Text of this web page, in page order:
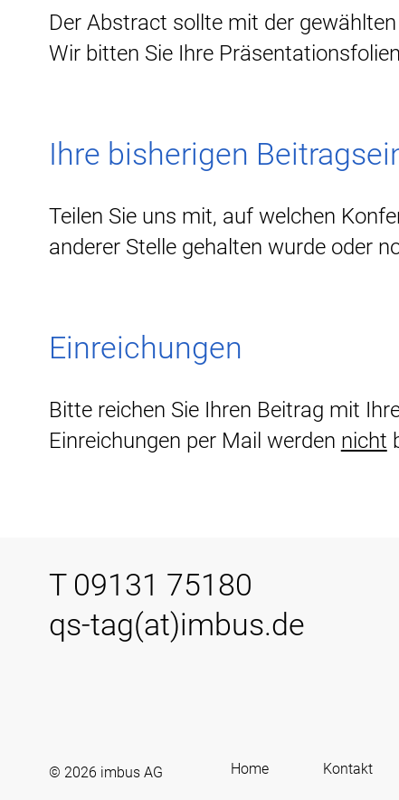
Der Abstract sollte mit der
Wir bitten Sie Ihre
Ihre bisherigen
Teilen Sie uns mit, auf welchen
anderer Stelle gehalten wurde oder
Einreichungen
Bitte reichen Sie Ihren Beitrag mit
Einreichungen per Mail werden nicht
T 09131 75180
qs-tag(at)imbus.de
© 2026 imbus AG Home Kontakt